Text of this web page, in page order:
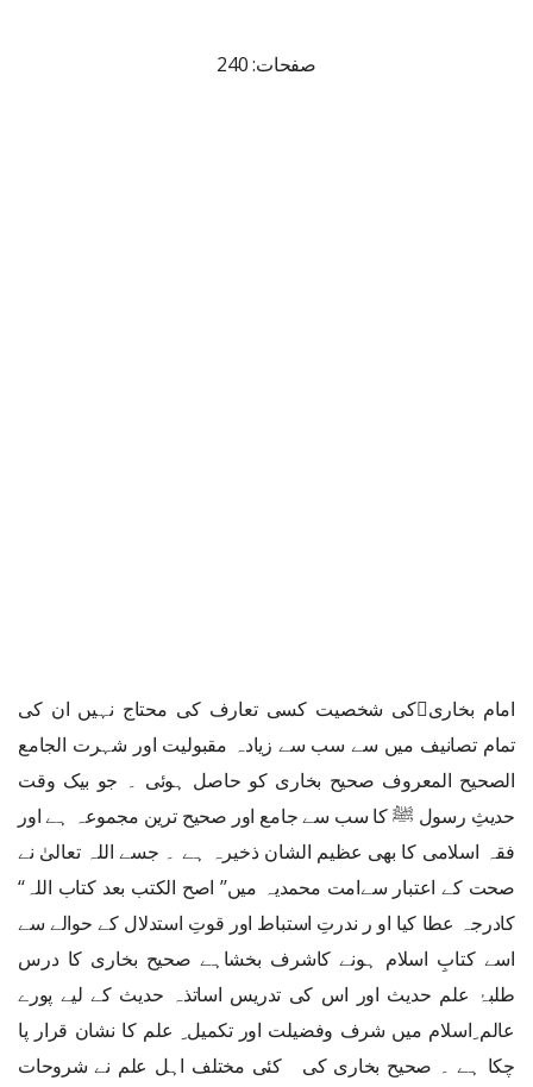
صفحات: 240
امام بخاری﷫کی شخصیت کسی تعارف کی محتاج نہیں ان کی
تمام تصانیف میں سے سب سے زیادہ مقبولیت اور شہرت الجامع
الصحیح المعروف صحیح بخاری کو حاصل ہوئی ۔ جو بیک وقت
حدیثِ رسول ﷺ کا سب سے جامع اور صحیح ترین مجموعہ ہے اور
فقہ اسلامی کا بھی عظیم الشان ذخیرہ ہے ۔ جسے اللہ تعالیٰ نے
صحت کے اعتبار سےامت محمدیہ میں’’ اصح الکتب بعد کتاب اللہ‘‘
کادرجہ عطا کیا او ر ندرتِ استباط اور قوتِ استدلال کے حوالے سے
اسے کتابِ اسلام ہونے کاشرف بخشاہے صحیح بخاری کا درس
طلبۂ علم حدیث اور اس کی تدریس اساتذہ حدیث کے لیے پورے
عالم ِاسلام میں شرف وفضیلت اور تکمیل ِ علم کا نشان قرار پا
چکا ہے ۔ صحیح بخاری کی کئی مختلف اہل علم نے شروحات